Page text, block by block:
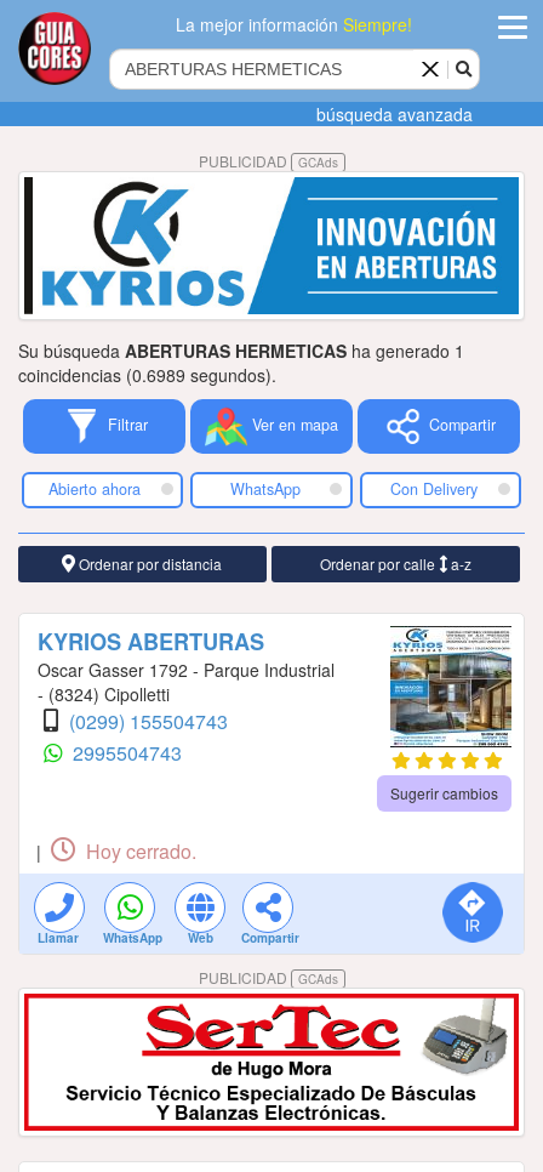
La mejor informaciónSiempre!
Agregar
empresa
Actualizar
datos
Publicidad
Tiendacores
Contactenos
búsqueda avanzada
PUBLICIDAD GCAds
Su búsqueda ABERTURAS HERMETICAS ha generado 1
coincidencias (0.6989 segundos).
Filtrar Ver en mapa Compartir
Abierto ahora WhatsApp Con Delivery
Ordenar por distancia Ordenar por calle a-z
KYRIOS ABERTURAS
Oscar Gasser 1792 - Parque Industrial
- (8324) Cipolletti
(0299) 155504743
2995504743
Sugerir cambios
| Hoy cerrado.
Llamar WhatsApp Web Compartir
PUBLICIDAD GCAds